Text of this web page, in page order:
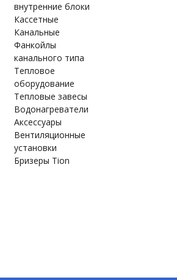
внутренние блоки
Кассетные
Канальные
Фанкойлы
канального типа
Тепловое
оборудование
Тепловые завесы
Водонагреватели
Аксессуары
Вентиляционные
установки
Бризеры Tion